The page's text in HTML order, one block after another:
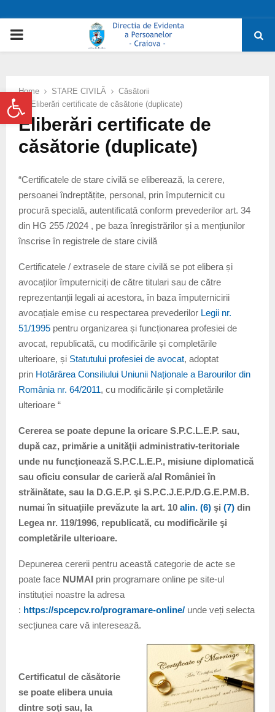
Deschide bara de unelte
PRIMARY
Home STARE CIVILĂ
Căsătorii
Eliberări certificate de căsătorie (duplicate)
Eliberări certificate de
căsătorie (duplicate)
“Certificatele de stare civilă se eliberează, la cerere,
persoanei îndreptățite, personal, prin împuternicit cu
procură specială, autentificată conform prevederilor art. 34
din HG 255 /2024 , pe baza înregistrărilor și a mențiunilor
înscrise în registrele de stare civilă
Certificatele / extrasele de stare civilă se pot elibera și
avocaților împuterniciți de către titulari sau de către
reprezentanții legali ai acestora, în baza împuternicirii
avocațiale emise cu respectarea prevederilor Legii nr.
51/1995 pentru organizarea și funcționarea profesiei de
avocat, republicată, cu modificările și completările
ulterioare, și Statutului profesiei de avocat, adoptat
prin Hotărârea Consiliului Uniunii Naționale a Barourilor din
România nr. 64/2011, cu modificările și completările
ulterioare “
Cererea se poate depune la oricare S.P.C.L.E.P. sau,
după caz, primărie a unităţii administrativ-teritoriale
unde nu funcţionează S.P.C.L.E.P., misiune diplomatică
sau oficiu consular de carieră a/al României în
străinătate, sau la D.G.E.P. şi S.P.C.J.E.P./D.G.E.P.M.B.
numai în situaţiile prevăzute la art. 10 alin. (6) şi (7) din
Legea nr. 119/1996, republicată, cu modificările şi
completările ulterioare.
Depunerea cererii pentru această categorie de acte se
poate face NUMAI prin programare online pe site-ul
instituției noastre la adresa
: https://spcepcv.ro/programare-online/ unde veți selecta
secțiunea care vă interesează.
Certificatul de căsătorie
se poate elibera unuia
dintre soţi sau, la